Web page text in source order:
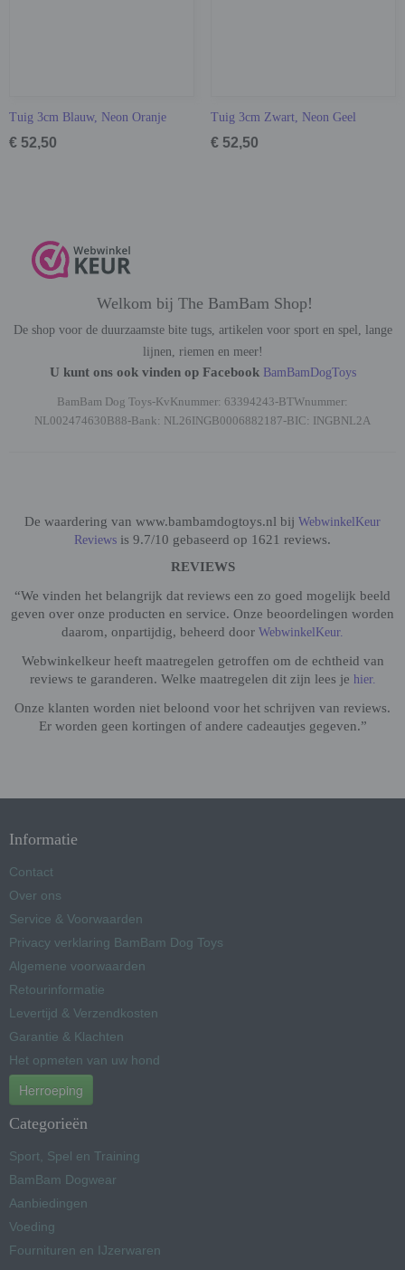
Tuig 3cm Blauw, Neon Oranje
€ 52,50
Tuig 3cm Zwart, Neon Geel
€ 52,50
Welkom bij The BamBam Shop!
De shop voor de duurzaamste bite tugs, artikelen voor sport en spel, lange
lijnen, riemen en meer!
U kunt ons ook vinden op Facebook BamBamDogToys
BamBam Dog Toys-KvKnummer: 63394243-BTWnummer:
NL002474630B88-Bank: NL26INGB0006882187-BIC: INGBNL2A
De waardering van www.bambamdogtoys.nl bij WebwinkelKeur
Reviews is 9.7/10 gebaseerd op 1621 reviews.
REVIEWS
“We vinden het belangrijk dat reviews een zo goed mogelijk beeld
geven over onze producten en service. Onze beoordelingen worden
daarom, onpartijdig, beheerd door WebwinkelKeur.
Webwinkelkeur heeft maatregelen getroffen om de echtheid van
reviews te garanderen. Welke maatregelen dit zijn lees je hier.
Onze klanten worden niet beloond voor het schrijven van reviews.
Er worden geen kortingen of andere cadeautjes gegeven.”
Informatie
Contact
Over ons
Service & Voorwaarden
Privacy verklaring BamBam Dog Toys
Algemene voorwaarden
Retourinformatie
Levertijd & Verzendkosten
Garantie & Klachten
Het opmeten van uw hond
Herroeping
Categorieën
Sport, Spel en Training
BamBam Dogwear
Aanbiedingen
Voeding
Fournituren en IJzerwaren